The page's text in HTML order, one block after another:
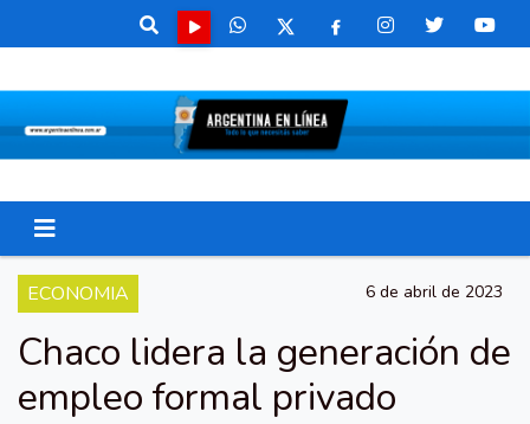
ECONOMIA 6 de abril de 2023
Chaco lidera la generación de
empleo formal privado